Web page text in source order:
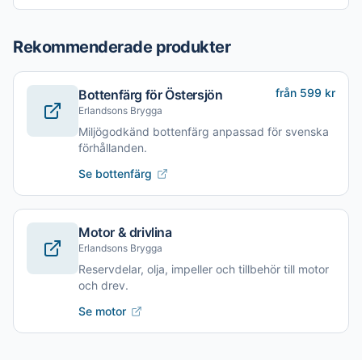
Rekommenderade produkter
Bottenfärg för Östersjön
Erlandsons Brygga
från 599 kr
Miljögodkänd bottenfärg anpassad för svenska
förhållanden.
Se bottenfärg
Motor & drivlina
Erlandsons Brygga
Reservdelar, olja, impeller och tillbehör till motor
och drev.
Se motor